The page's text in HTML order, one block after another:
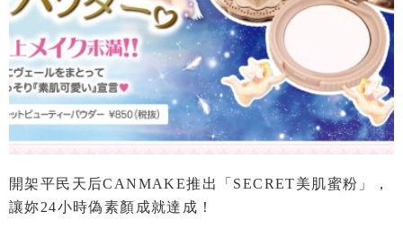
開架平民天后CANMAKE推出「SECRET美肌蜜粉」，
讓妳24小時偽素顏成就達成！